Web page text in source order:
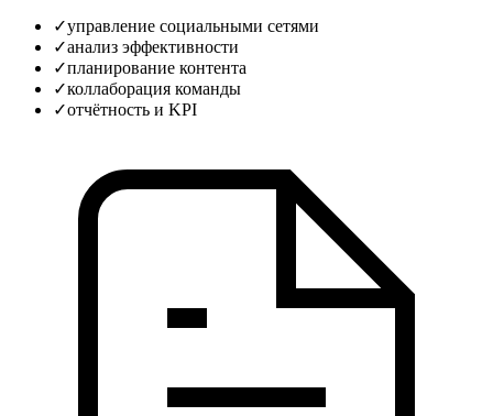
✓управление социальными сетями
✓анализ эффективности
✓планирование контента
✓коллаборация команды
✓отчётность и KPI